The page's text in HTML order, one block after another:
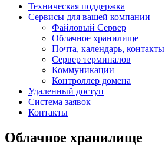
Техническая поддержка
Сервисы для вашей компании
Файловый Сервер
Облачное хранилище
Почта, календарь, контакты
Сервер терминалов
Коммуникации
Контроллер домена
Удаленный доступ
Система заявок
Контакты
Облачное хранилище